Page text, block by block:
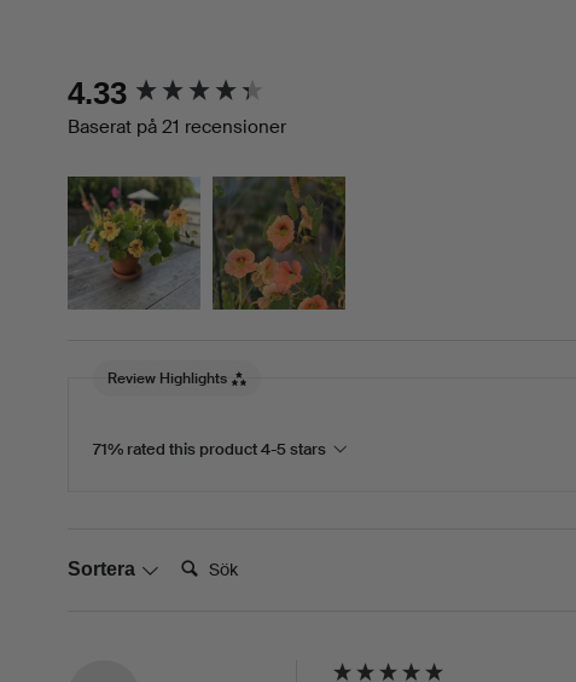
4.33
Baserat på 21 recensioner
Review Highlights
71% rated this product 4-5 stars
Sortera Sök:
New content loaded